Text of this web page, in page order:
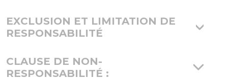
EXCLUSION ET LIMITATION DE
RESPONSABILITÉ
CLAUSE DE NON-
RESPONSABILITÉ :